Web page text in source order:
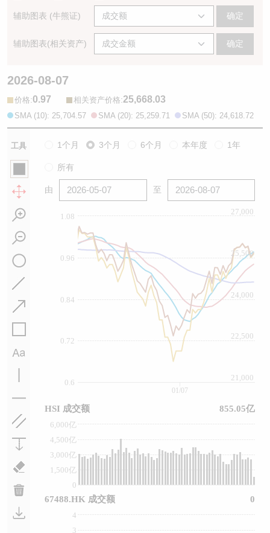
辅助图表 (牛熊证) 确定
辅助图表(相关资产) 确定
2026-08-07
价格:0.97 相关资产价格:25,668.03
SMA (10): 25,704.57 SMA (20): 25,259.71 SMA (50): 24,618.72
工具 1个月 3个月 6个月 本年度 1年
所有
由 至
0.6
0.72
0.84
0.96
1.08
21,000
24,000
27,000
22,500
25,500
0
1,500亿
3,000亿
4,500亿
6,000亿
3
4
01/07
HSI 成交额 855.05亿
67488.HK 成交额 0